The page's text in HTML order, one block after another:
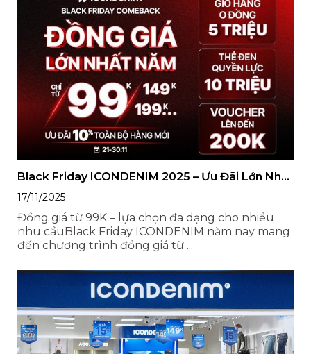
Black Friday ICONDENIM 2025 – Ưu Đãi Lớn Nhất
Năm
17/11/2025
Đồng giá từ 99K – lựa chọn đa dạng cho nhiều
nhu cầuBlack Friday ICONDENIM năm nay mang
đến chương trình đồng giá từ ...